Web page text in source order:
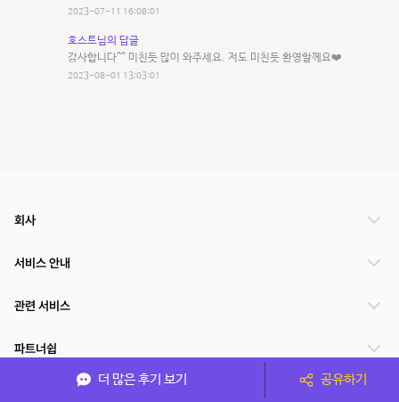
2023-07-11 16:08:01
호스트님의 답글
감사합니다^^ 미친듯 많이 와주세요. 저도 미친듯 환영할께요❤️
2023-08-01 13:03:01
더 많은 후기 보기 공유하기
회사
서비스 안내
관련 서비스
파트너쉽
서비스 제공 국가